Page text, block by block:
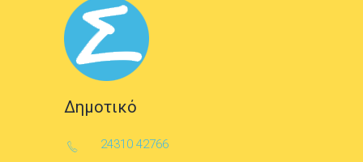
Δημοτικό
24310 42766